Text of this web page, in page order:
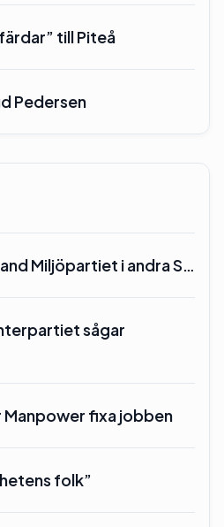
till Piteå
Pedersen
Miljöpartiet i andra S…
sågar
Manpower fixa jobben
folk”